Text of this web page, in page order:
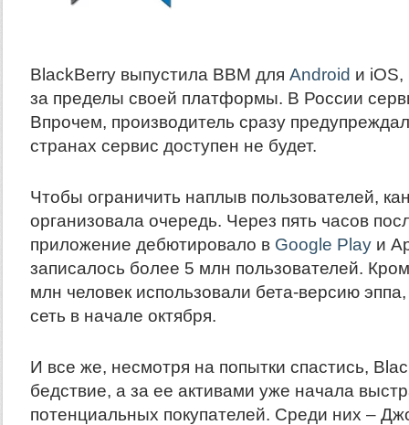
BlackBerry выпустила BBM для Android и
за пределы своей платформы. В России
Впрочем, производитель сразу
странах сервис доступен не будет.
Чтобы ограничить наплыв пользователей,
организовала очередь. Через пять часов
приложение дебютировало в Google Playи
записалось более 5 млн пользователей.
млн человек использовали бета-версию эппа,
сеть в начале октября.
И все же, несмотря на попытки спастись,
бедствие, а за ее активами уже начала
потенциальных покупателей. Среди них –